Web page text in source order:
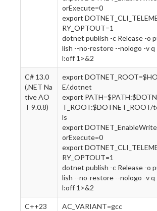
orExecute=0
export
RY_OPTOUT=1
dotnet publish -c Release -o
lish --no-restore --nologo -v q
l:off 1>&2
C# 13.0
(.NET Na
tive AO
T 9.0.8)
export
E/.dotnet
export
T_ROOT:$DOTNET_ROOT/
ls
export
orExecute=0
export
RY_OPTOUT=1
dotnet publish -c Release -o
lish --no-restore --nologo -v q
l:off 1>&2
C++23 AC_VARIANT=gcc